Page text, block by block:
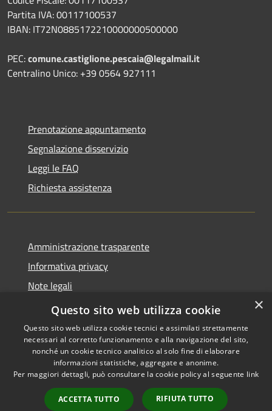
Partita IVA: 00117100537
IBAN: IT72N0885172210000000500000
PEC:comune.castiglione.pescaia@legalmail.it
Centralino Unico: +39 0564 927111
Prenotazione appuntamento
Segnalazione disservizio
Leggi le FAQ
Richiesta assistenza
Amministrazione trasparente
Informativa privacy
Note legali
Dichiarazione di accessibilità
Accessibilità
Copyright © 2026 • Comune di
Castiglione della Pescaia •
Powered byMunicipium
×
Questo sito web utilizza cookie
Questo sito web utilizza cookie tecnici e assimilati strettamente
necessari al corretto funzionamento e alla navigazione del sito,
nonché un cookie tecnico analitico al solo fine di elaborare
informazioni statistiche, aggregate e anonime.
Per maggiori dettagli, può consultare la cookie policy al seguente link
ACCETTA TUTTO RIFIUTA TUTTO